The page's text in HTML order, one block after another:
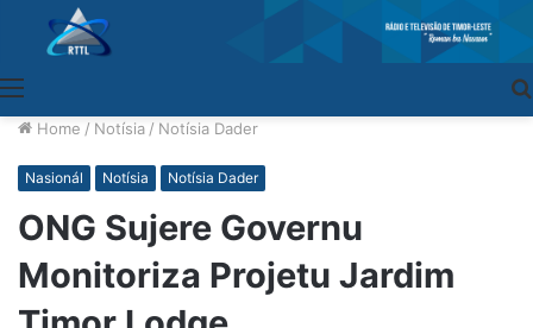
Home / Notísia / Notísia Dader
Nasionál Notísia Notísia Dader
ONG Sujere Governu
Monitoriza Projetu Jardim